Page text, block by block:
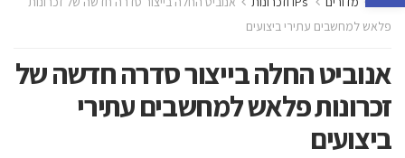
פלאש למחשבים עתירי ביצועים
אנוביט החלה בייצור סדרה חדשה של
זכרונות פלאש למחשבים עתירי
ביצועים